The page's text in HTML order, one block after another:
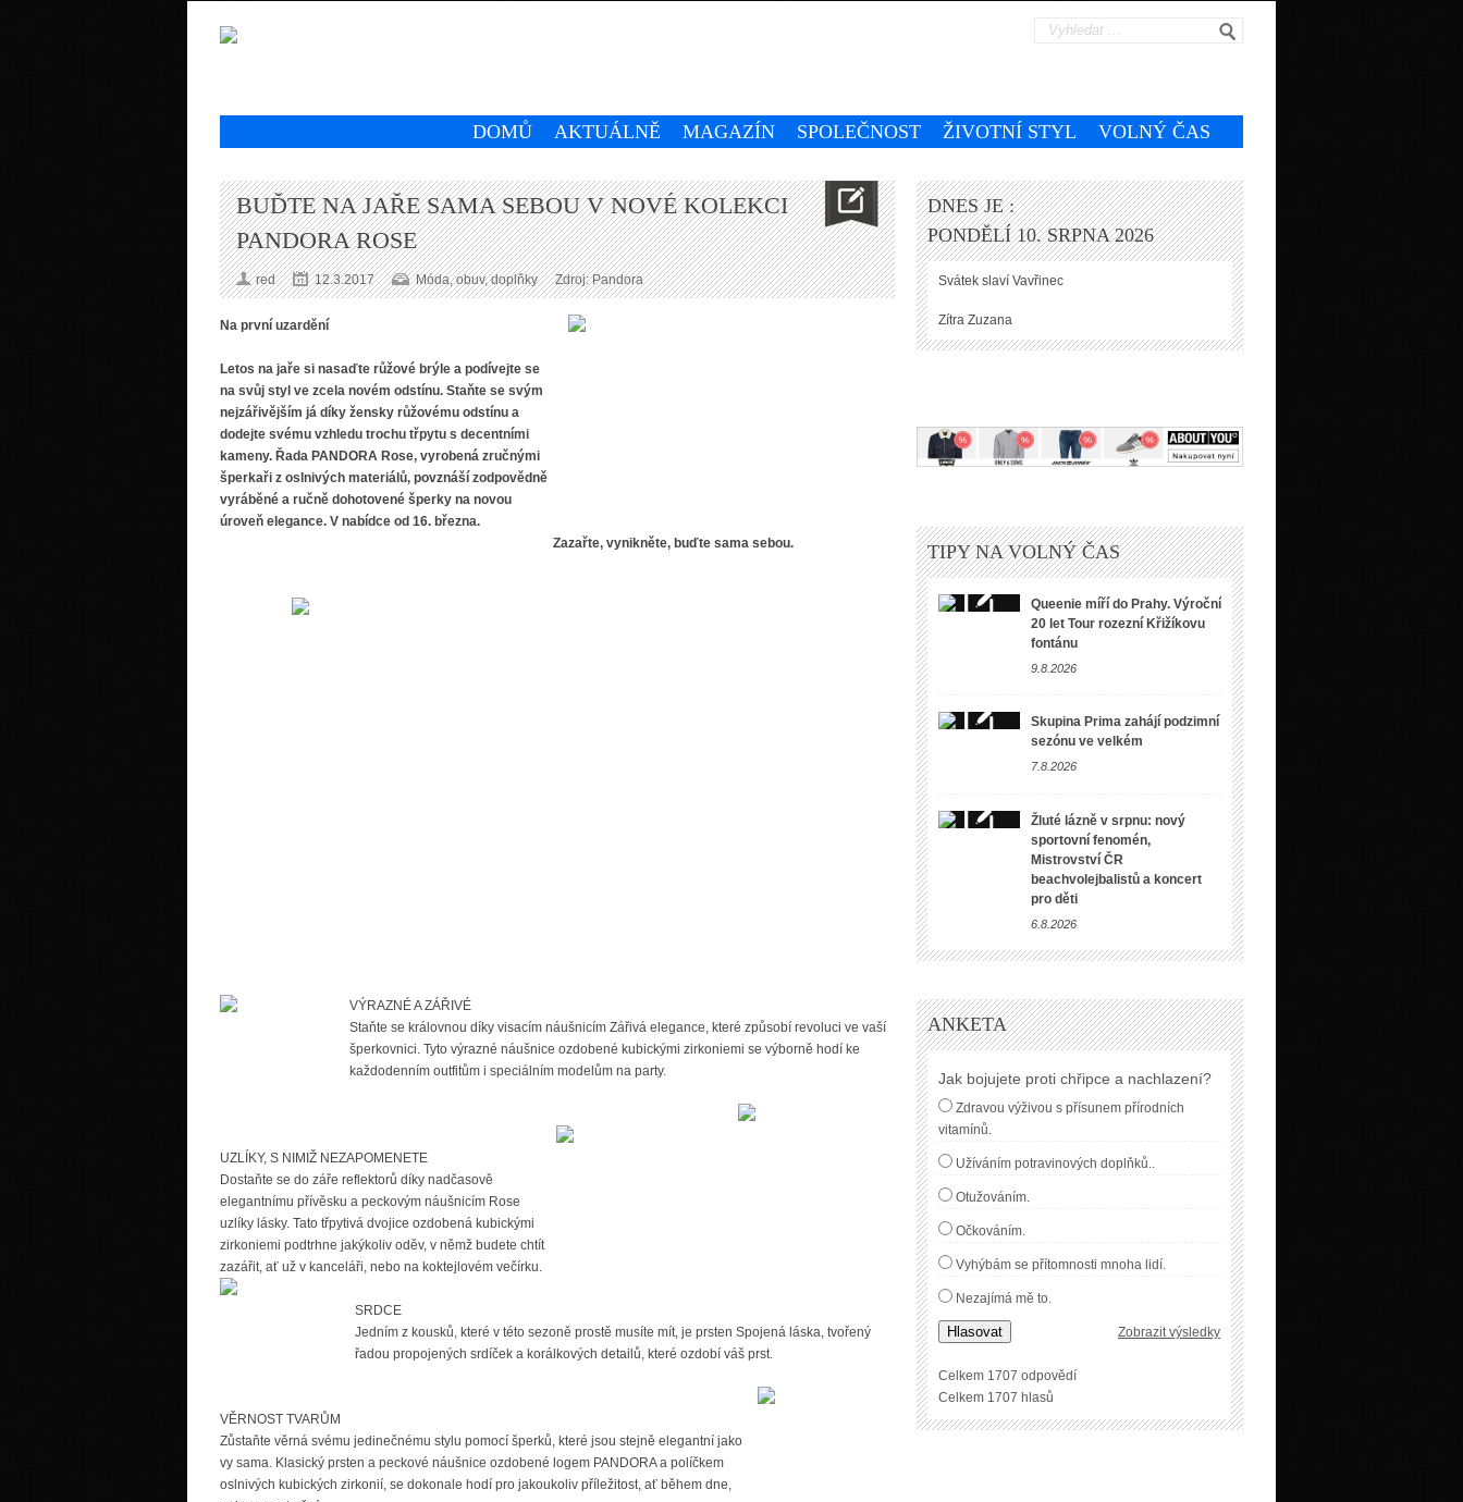
DOMŮ AKTUÁLNĚ MAGAZÍN SPOLEČNOST ŽIVOTNÍ STYL VOLNÝ ČAS
BUĎTE NA JAŘE SAMA SEBOU V NOVÉ KOLEKCI
PANDORA ROSE
red Zdroj: Pandora
12.3.2017 Móda, obuv, doplňky
Na první uzardění
Letos na jaře si nasaďte růžové brýle a podívejte se
na svůj styl ve zcela novém odstínu. Staňte se svým
nejzářivějším já díky žensky růžovému odstínu a
dodejte svému vzhledu trochu třpytu s decentními
kameny. Řada PANDORA Rose, vyrobená zručnými
šperkaři z oslnivých materiálů, povznáší zodpovědně
vyráběné a ručně dohotovené šperky na novou
úroveň elegance. V nabídce od 16. března.
Zazařte, vynikněte, buďte sama sebou.
VÝRAZNÉ A ZÁŘIVÉ
Staňte se královnou díky visacím náušnicím Zářivá elegance, které způsobí revoluci ve vaší
šperkovnici. Tyto výrazné náušnice ozdobené kubickými zirkoniemi se výborně hodí ke
každodenním outfitům i speciálním modelům na party.
UZLÍKY, S NIMIŽ NEZAPOMENETE
Dostaňte se do záře reflektorů díky nadčasově
elegantnímu přívěsku a peckovým náušnicím Rose
uzlíky lásky. Tato třpytivá dvojice ozdobená kubickými
zirkoniemi podtrhne jakýkoliv oděv, v němž budete chtít
zazářit, ať už v kanceláři, nebo na koktejlovém večírku.
SRDCE
Jedním z kousků, které v této sezoně prostě musíte mít, je prsten Spojená láska, tvořený
řadou propojených srdíček a korálkových detailů, které ozdobí váš prst.
VĚRNOST TVARŮM
Zůstaňte věrná svému jedinečnému stylu pomocí šperků, které jsou stejně elegantní jako
vy sama. Klasický prsten a peckové náušnice ozdobené logem PANDORA a políčkem
oslnivých kubických zirkonií, se dokonale hodí pro jakoukoliv příležitost, ať během dne,
DNES JE :
PONDĚLÍ 10. SRPNA 2026
Svátek slaví Vavřinec
Zítra Zuzana
TIPY NA VOLNÝ ČAS
Queenie míří do Prahy. Výroční
20 let Tour rozezní Křižíkovu
fontánu
9.8.2026
Skupina Prima zahájí podzimní
sezónu ve velkém
7.8.2026
Žluté lázně v srpnu: nový
sportovní fenomén,
Mistrovství ČR
beachvolejbalistů a koncert
pro děti
6.8.2026
ANKETA
Jak bojujete proti chřipce a nachlazení?
Zdravou výživou s přísunem přírodních
vitamínů.
Užíváním potravinových doplňků..
Otužováním.
Očkováním.
Vyhýbám se přítomnosti mnoha lidí.
Nezajímá mě to.
Hlasovat Zobrazit výsledky
Celkem 1707 odpovědí
Celkem 1707 hlasů